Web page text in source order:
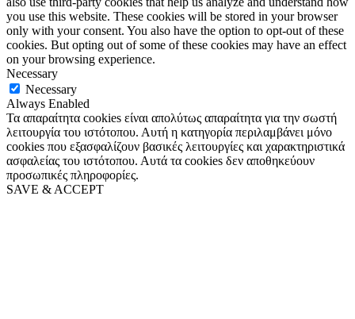
you use this website. These cookies will be stored in your browser
only with your consent. You also have the option to opt-out of these
cookies. But opting out of some of these cookies may have an effect
on your browsing experience.
Necessary
Necessary
Always Enabled
Τα απαραίτητα cookies είναι απολύτως απαραίτητα για την σωστή
λειτουργία του ιστότοπου. Αυτή η κατηγορία περιλαμβάνει μόνο
cookies που εξασφαλίζουν βασικές λειτουργίες και χαρακτηριστικά
ασφαλείας του ιστότοπου. Αυτά τα cookies δεν αποθηκεύουν
προσωπικές πληροφορίες.
SAVE & ACCEPT